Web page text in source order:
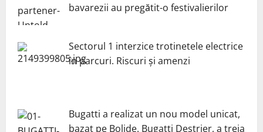
bavarezii au pregătit-o festivalierilor
Sectorul 1 interzice trotinetele electrice
în parcuri. Riscuri și amenzi
Bugatti a realizat un nou model unicat,
bazat pe Bolide. Bugatti Destrier, a treia